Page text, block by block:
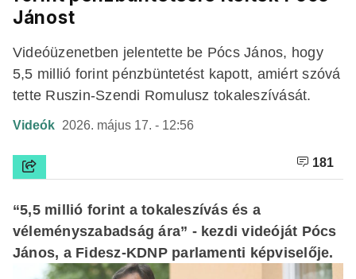
Jánost
Videóüzenetben jelentette be Pócs János, hogy
5,5 millió forint pénzbüntetést kapott, amiért szóvá
tette Ruszin-Szendi Romulusz tokaleszívását.
Videók 2026. május 17. - 12:56
181
“5,5 millió forint a tokaleszívás és a
véleményszabadság ára” - kezdi videóját Pócs
János, a Fidesz-KDNP parlamenti képviselője.